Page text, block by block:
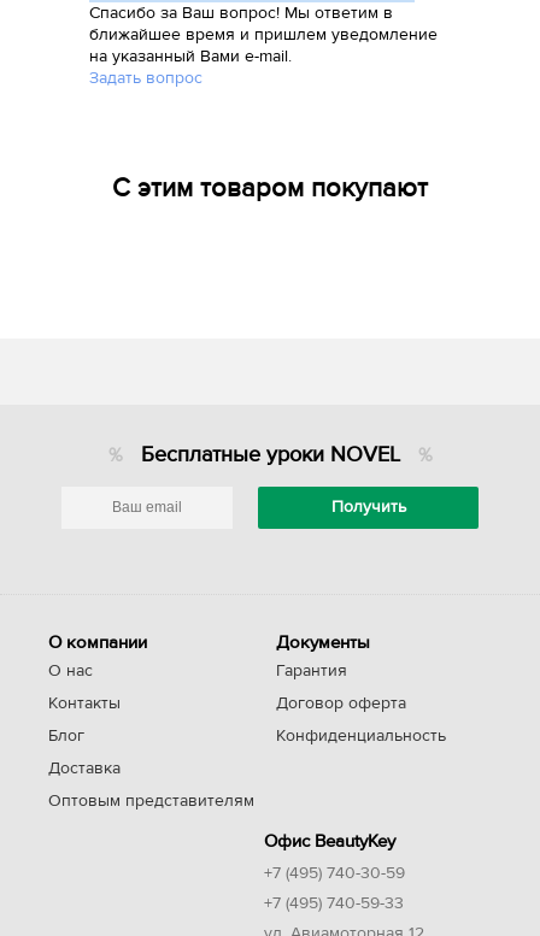
Спасибо за Ваш вопрос! Мы ответим в
ближайшее время и пришлем уведомление
на указанный Вами e-mail.
Задать вопрос
С этим товаром покупают
Бесплатные уроки NOVEL
О компании
О нас
Контакты
Блог
Доставка
Оптовым представителям
Документы
Гарантия
Договор оферта
Конфиденциальность
Офис BeautyKey
+7 (495) 740-30-59
+7 (495) 740-59-33